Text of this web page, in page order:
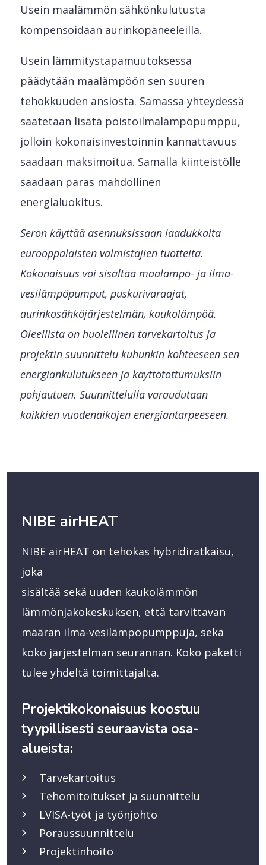
Usein maalämmön sähkönkulutusta
kompensoidaan aurinkopaneeleilla.
Usein lämmitystapamuutoksessa
päädytään maalämpöön sen suuren
tehokkuuden ansiosta. Samassa yhteydessä
saatetaan lisätä poistoilmalämpöpumppu,
jolloin kokonaisinvestoinnin kannattavuus
saadaan maksimoitua. Samalla kiinteistölle
saadaan paras mahdollinen
energialuokitus.
Seron käyttää asennuksissaan laadukkaita
eurooppalaisten valmistajien tuotteita.
Kokonaisuus voi sisältää maalämpö- ja ilma-
vesilämpöpumput, puskurivaraajat,
aurinkosähköjärjestelmän, kaukolämpöä.
Oleellista on huolellinen tarvekartoitus ja
projektin suunnittelu kuhunkin kohteeseen sen
energiankulutukseen ja käyttötottumuksiin
pohjautuen. Suunnittelulla varaudutaan
kaikkien vuodenaikojen energiantarpeeseen.
NIBE airHEAT
NIBE airHEAT on tehokas hybridiratkaisu,
joka
sisältää sekä uuden kaukolämmön
lämmönjakokeskuksen, että tarvittavan
määrän ilma-vesilämpöpumppuja, sekä
koko järjestelmän seurannan. Koko paketti
tulee yhdeltä toimittajalta.
Projektikokonaisuus koostuu
tyypillisesti seuraavista osa-
alueista:
Tarvekartoitus
Tehomitoitukset ja suunnittelu
LVISA-työt ja työnjohto
Poraussuunnittelu
Projektinhoito